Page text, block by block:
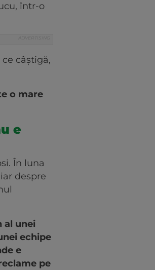
într-o
câştigă,
o mare
e
În luna
despre
al unei
echipe
e
pe